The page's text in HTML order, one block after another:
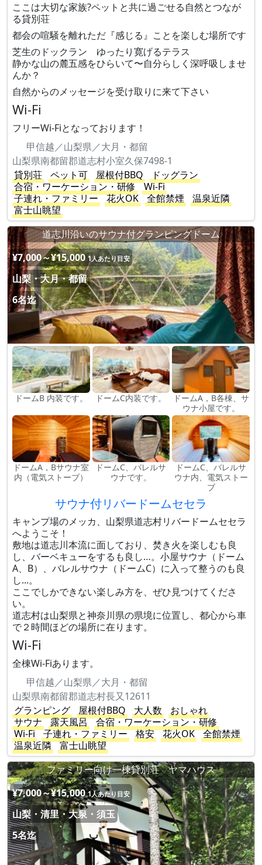
ここは大切な家族?ペットと共に過ごせる自然とつなが
る貸別荘
都会の喧騒を離れただ『感じる』ことを楽しむ場所です
芝生のドックラン ゆったり寛げるテラス
静かな山の麓五感をひらいて〜自分らしく深呼吸しませ
んか？
自然からのメッセージを受け取りに来て下さい
Wi-Fi
フリーWi-Fiとなっております！
甲信越／山梨県／大月・都留
山梨県南都留郡道志村小室久保7498-1
貸別荘
ペット可 屋根付BBQ
ドッグラン
合宿・ワーケーション・研修
Wi-Fi
子連れ・ファミリー
花火OK 全館禁煙
温泉近隣
富士山眺望
道志川沿いのサウナ付グランピングドーム
¥7,000～¥15,000 1人あたり目安
山梨・大月・都留
6名迄
ドームB 内装です。 ドームC内装です。
ドームA，B各棟、サ
ウナ小屋です。
ドームA，Bサウナ室
内（電気ストーブ）
ドームC、バレルサ
ウナです。
ドームC、バレルサ
ウナ内、電気ストー
ブ
サウナ付リバードームセセラ
キャンプ場のメッカ、山梨県道志村リバードームセセラ
へようこそ！
敷地は道志川本流に面しており、​焚き火を楽しむも良
し、バーベキューをするも良し…。小屋サウナ（ドーム
A、B）、バレルサウナ（ドームC）に入って整うのも良
し...。
ここでしかできない楽しみ方を、ぜひ見つけてくださ
い。
道志村は山梨県と神奈川県の県境に位置し、都心から車
で２時間ほどの場所に在ります。
Wi-Fi
全棟Wi-Fiあります。
甲信越／山梨県／大月・都留
山梨県南都留郡道志村長又12611
グランピング
屋根付BBQ 大人数
おしゃれ
サウナ
露天風呂
合宿・ワーケーション・研修
Wi-Fi
子連れ・ファミリー 格安 花火OK
全館禁煙
温泉近隣
富士山眺望
ファミリー向け一棟貸別荘 ヤマハウス
¥7,000～¥15,000 1人あたり目安
山梨・清里・大泉・須玉
5名迄